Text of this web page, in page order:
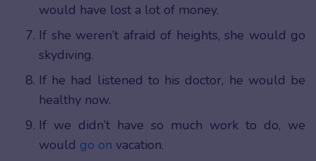
would have lost a lot of money.
If she weren’t afraid of heights, she would go
skydiving.
If he had listened to his doctor, he would be
healthy now.
If we didn’t have so much work to do, we
would go on vacation.